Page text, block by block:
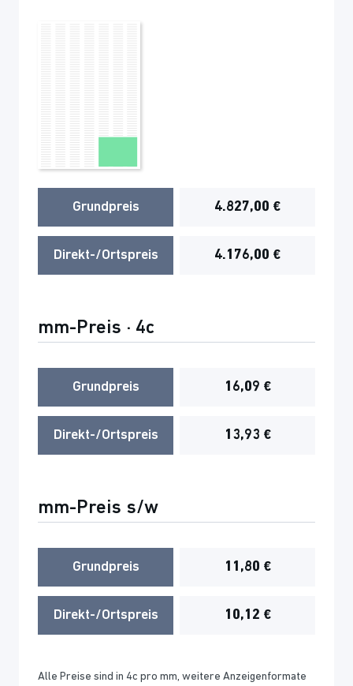
Grundpreis 4.827,00 €
Direkt-/Ortspreis 4.176,00 €
mm-Preis · 4c
Grundpreis 16,09 €
Direkt-/Ortspreis 13,93 €
mm-Preis s/w
Grundpreis 11,80 €
Direkt-/Ortspreis 10,12 €
Alle Preise sind in 4c pro mm, weitere Anzeigenformate